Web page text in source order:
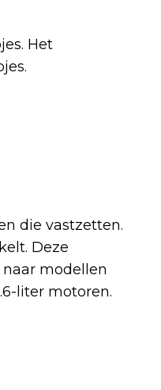
Het
die vastzetten.
Deze
modellen
liter motoren.